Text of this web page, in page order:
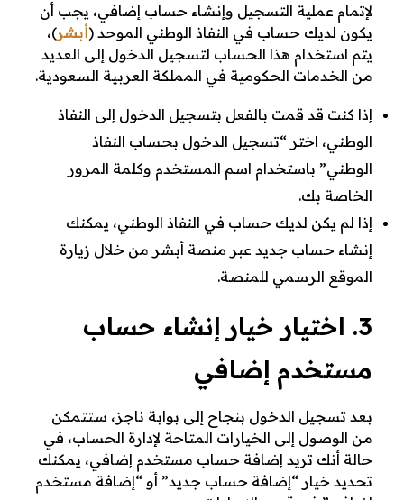
لإتمام عملية التسجيل وإنشاء حساب إضافي، يجب أن
يكون لديك حساب في النفاذ الوطني الموحد (أبشر)،
يتم استخدام هذا الحساب لتسجيل الدخول إلى العديد
من الخدمات الحكومية في المملكة العربية السعودية.
إذا كنت قد قمت بالفعل بتسجيل الدخول إلى النفاذ
الوطني، اختر “تسجيل الدخول بحساب النفاذ
الوطني” باستخدام اسم المستخدم وكلمة المرور
الخاصة بك.
إذا لم يكن لديك حساب في النفاذ الوطني، يمكنك
إنشاء حساب جديد عبر منصة أبشر من خلال زيارة
الموقع الرسمي للمنصة.
3. اختيار خيار إنشاء حساب
مستخدم إضافي
بعد تسجيل الدخول بنجاح إلى بوابة ناجز، ستتمكن
من الوصول إلى الخيارات المتاحة لإدارة الحساب، في
حالة أنك تريد إضافة حساب مستخدم إضافي، يمكنك
تحديد خيار “إضافة حساب جديد” أو “إضافة مستخدم